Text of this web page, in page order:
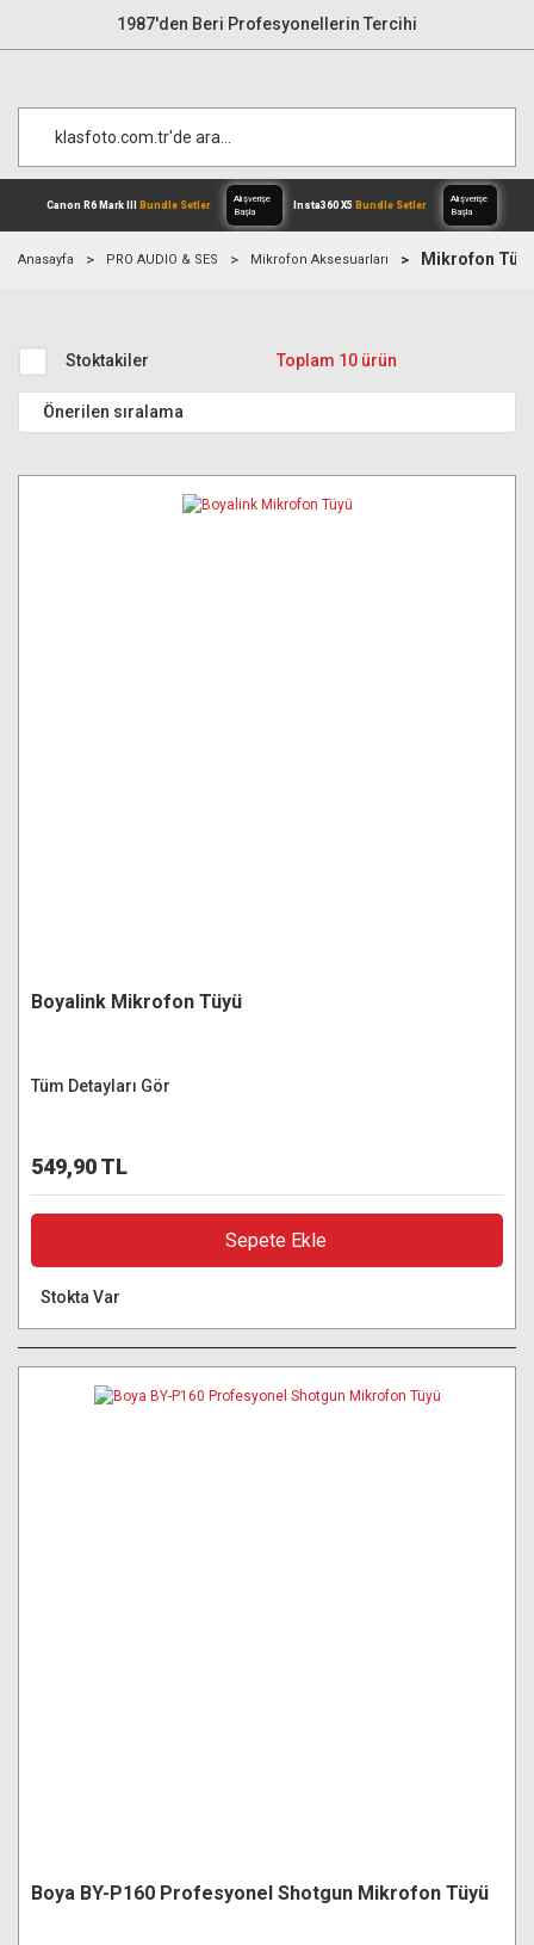
1987'den Beri Profesyonellerin Tercihi
Başla
Anasayfa PRO AUDIO & SES Mikrofon Aksesuarları Mikrofon
Stoktakiler Toplam 10 ürün
Boyalink Mikrofon Tüyü
Tüm Detayları Gör
549,90 TL
Sepete Ekle
Stokta Var
Boya BY-P160 Profesyonel Shotgun Mikrofon Tüyü